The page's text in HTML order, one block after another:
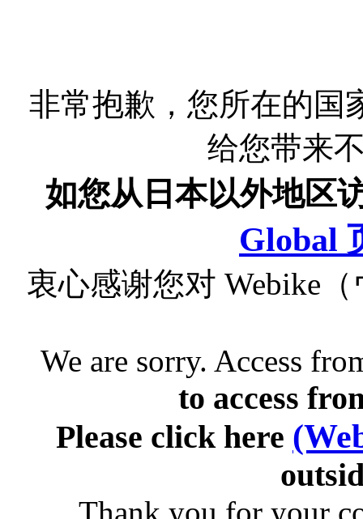
非常抱歉，您所在的国
给您带来
如您从日本以外地区
Global
衷心感谢您对 Webike
We are sorry. Access
to access
Please click here